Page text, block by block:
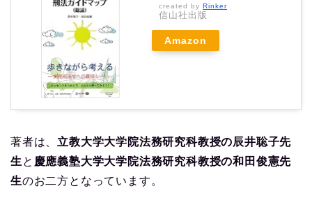
created by Rinker
信山社出版
Amazon
著者は、 立教大学大学院法務研究科教授の辰井聡子先
生 と 慶應義塾大学大学院法務研究科教授の和田俊憲先
生のお二方となっています。